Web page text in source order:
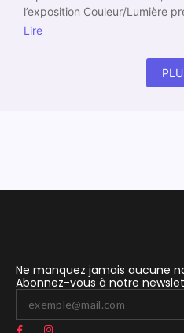
l’exposition Couleur/Lumière
Lire
Ne manquez jamais aucune
Abonnez-vous à notre